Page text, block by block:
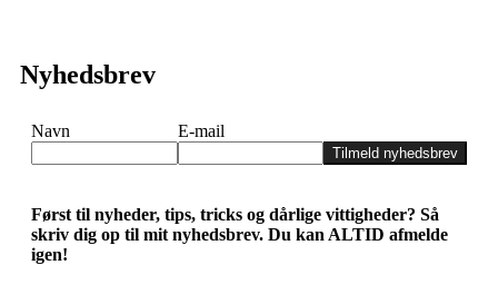
Nyhedsbrev
Navn E-mail
Tilmeld nyhedsbrev
Først til nyheder, tips, tricks og dårlige vittigheder? Så
skriv dig op til mit nyhedsbrev. Du kan ALTID afmelde
igen!